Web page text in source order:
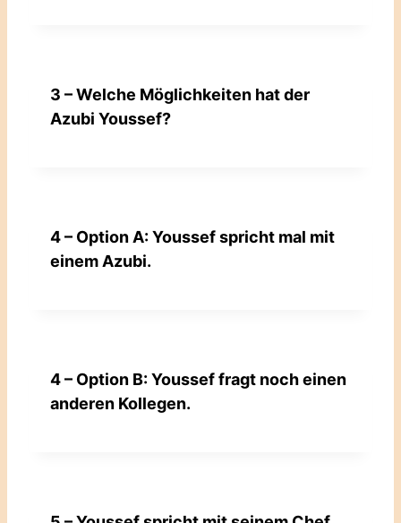
3 – Welche Möglichkeiten hat der
Azubi Youssef?
4 – Option A: Youssef spricht mal mit
einem Azubi.
4 – Option B: Youssef fragt noch einen
anderen Kollegen.